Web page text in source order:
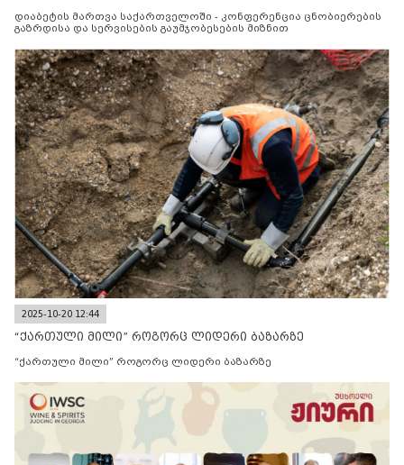
დიაბეტის მართვა საქართველოში - კონფერენცია ცნობიერების
გაზრდისა და სერვისების გაუმჯობესების მიზნით
2025-10-20 12:44
“ქართული მილი” როგორც ლიდერი ბაზარზე
“ქართული მილი” როგორც ლიდერი ბაზარზე